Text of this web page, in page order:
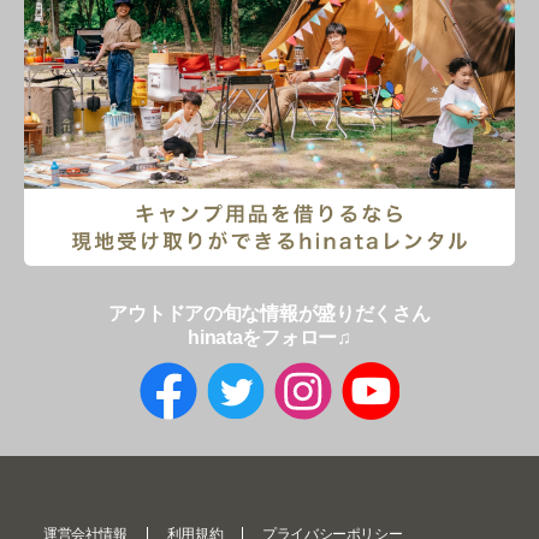
アウトドアの旬な情報が盛りだくさん
hinataをフォロー♫
運営会社情報 利用規約 プライバシーポリシー